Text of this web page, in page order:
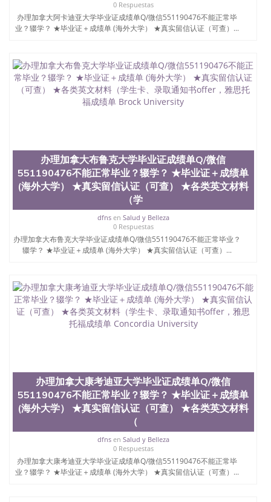
学院的毕业证成绩单所使用的材料，尺寸大小，防伪
结构（包括：水印，阴影底纹，钢印LOGO烫金烫
银，LOGO烫金烫银复合重叠。 文字图案浮雕，激光
海外学校留学中介， 同时能做到与时俱进，及时掌握
各大院校的（毕业证，成绩单，资格证，学生卡，结
业证，录取通知书，在读证明等相关材料）的版本更
新信息， 能够在时间掌握的海外学历文凭的样版，尺
寸大小，纸张材质，防伪技术等等，并在时间收集到
咨询顾问：Sam q/微信:551190476 Q/微
信:551190476办理毕业证成绩单、教育部认证,录取通
知书，雅思，留学回国证明.
公司专业制作、办理、仿制、成绩单文凭、改成绩、
教育部学历学位认证、毕业证、成绩单、文凭、学历
文凭、假文凭假毕业证假学历书制作、假制作、办
理、仿制学位证书、毕业证文凭、文凭毕业证、毕业
证认证、留服认证、使馆认证、使馆证明、使馆留学
回国人员证明、留学生认证、学历认证、文凭认证学
学历、新西兰学历认证等q:551190476 微信：
551190476 圣何塞州立大学毕业证（San Jose State
University）圣何塞州立大学毕业证（San Jose State
University）圣何塞州立大学毕业证（San Jose State
University）成绩单圣何塞州立大学文凭（San Jose
State University）圣何塞州立大学（San Jose State
University）圣何塞州立大学（San Jose State
University）圣何塞州立大学（ San Jose State
University）圣何塞州立大学（San Jose State
University）圣何塞州立大学文凭（San Jose State
University）圣何塞州立大学文凭（San Jose State
University）文凭圣何塞州立大学文凭（San Jose
State University）圣何塞州立大学学历（ San Jose
State University）圣何塞州立大学学历（San Jose
0 Respuestas
办理加拿大阿卡迪亚大学毕业证成绩单Q/微信551190476不能正常毕
业？辍学？ ★毕业证＋成绩单 (海外大学） ★真实留信认证（可查）...
办理加拿大布鲁克大学毕业证成绩单Q/微信
551190476不能正常毕业？辍学？ ★毕业证＋成绩单
(海外大学） ★真实留信认证（可查） ★各类英文材料
（学
dfnsen Salud y Belleza
0 Respuestas
办理加拿大布鲁克大学毕业证成绩单Q/微信551190476不能正常毕业？
辍学？ ★毕业证＋成绩单 (海外大学） ★真实留信认证（可查）...
办理加拿大康考迪亚大学毕业证成绩单Q/微信
551190476不能正常毕业？辍学？ ★毕业证＋成绩单
(海外大学） ★真实留信认证（可查） ★各类英文材料
（
dfnsen Salud y Belleza
0 Respuestas
办理加拿大康考迪亚大学毕业证成绩单Q/微信551190476不能正常毕
业？辍学？ ★毕业证＋成绩单 (海外大学） ★真实留信认证（可查）...